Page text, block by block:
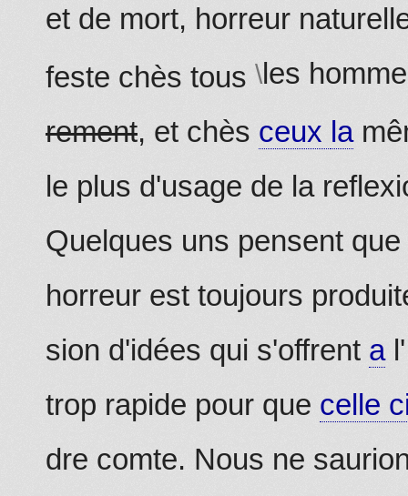
et de mort, horreur
feste chès tous les
rement, et chès ceux la
le plus d'usage de la
Quelques uns pensent que
horreur est toujours
sion d'idées qui s'offrent a
trop rapide pour que celle
dre comte. Nous ne